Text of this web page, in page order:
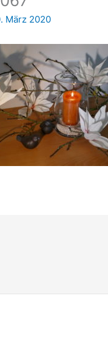
März 2020